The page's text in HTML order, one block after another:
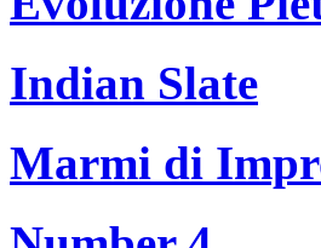
Indian Slate
Marmi di